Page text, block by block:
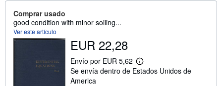
Comprar usado
good condition with minor soiling...
Ver este artículo
EUR 22,28
Envío por EUR 5,62
M
á
Se envía dentro de Estados Unidos de
America